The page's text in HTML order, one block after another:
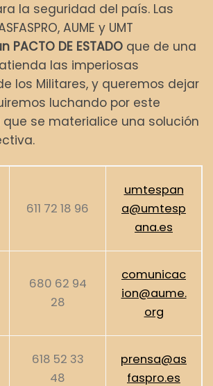
la seguridad del país. Las
AUME y UMT
PACTO DE ESTADO que de una
las imperiosas
los Militares, y queremos dejar
luchando por este
se materialice una solución
611 72 18 96
umtespan
a@umtesp
ana.es
680 62 94
28
comunicac
ion@aume.
org
618 52 33
48
prensa@as
faspro.es